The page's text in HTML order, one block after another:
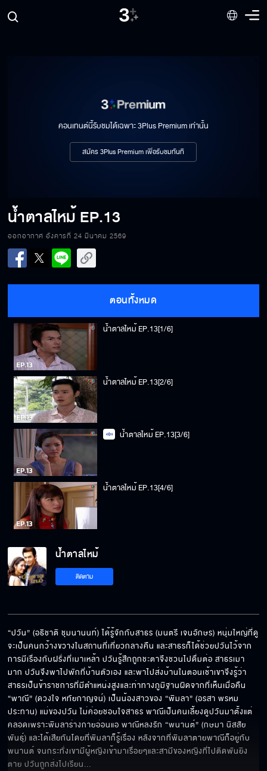
คอนเทนต์นี้รับชมได้เฉพาะ 3Plus Premium เท่านั้น
สมัคร 3Plus Premium เพื่อรับชมทันที
น้ำตาลไหม้ EP.13
ออกอากาศ อังคารที่ 24 มีนาคม 2569
ตอนทั้งหมด
น้ำตาลไหม้ EP.13[1/6]
น้ำตาลไหม้ EP.13[2/6]
น้ำตาลไหม้ EP.13[3/6]
น้ำตาลไหม้ EP.13[4/6]
น้ำตาลไหม้
ติดตาม
“ปวัน” (อธิชาติ ชุมนานนท์) ได้รู้จักกับสาธร (มนตรี เจนอักษร) หนุ่มใหญ่ที่ดู
จะเป็นคนกว้างขวางในสถานที่เที่ยวกลางคืน และสาธรก็ได้ช่วยปวันไว้จาก
การมีเรื่องกับฝรั่งที่เมาเหล้า ปวันรู้สึกถูกชะตาจึงชวนไปดื่มต่อ สาธรเมา
มาก ปวันจึงพาไปพักที่บ้านตัวเอง และพาไปส่งบ้านในตอนเช้าเขาจึงรู้ว่า
สาธรเป็นข้าราชการที่มีตำแหน่งสูงและท่าทางภูมิฐานผิดจากที่เห็นเมื่อคืน
“พาณี” (ดวงใจ หทัยกาญจน์) เป็นน้องสาวของ “พิมลา” (อรสา พรหม
ประทาน) แม่ของปวัน ไม่ค่อยชอบใจสาธร พาณีเป็นคนเลี้ยงดูปวันมาตั้งแต่
คลอดเพราะพิมลาร่างกายอ่อนแอ พาณีหลงรัก “พนานต์” (กษมา นิสสัย
พันธุ์) และได้เสียกันโดยที่พิมลาก็รู้เรื่อง หลังจากที่พิมลาตายพาณีก็อยู่กับ
พนานต์ จนกระทั่งเขามีผู้หญิงเข้ามาเรื่อยๆและสามีของหญิงที่ไปติดพันยิง
ตาย ปวันถูกส่งไปเรียน...